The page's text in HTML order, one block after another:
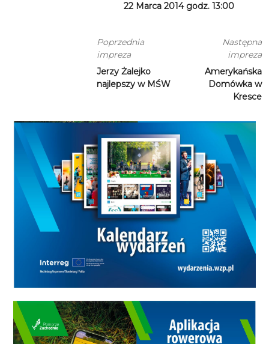
22 Marca 2014 godz. 13:00
Poprzednia
impreza
Jerzy Żalejko
najlepszy w MŚW
Następna
impreza
Amerykańska
Domówka w
Kresce